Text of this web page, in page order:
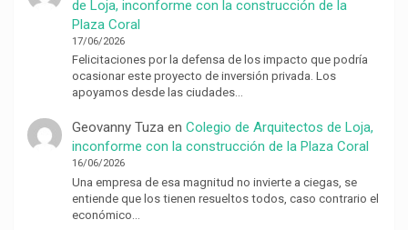
de Loja, inconforme con la construcción de la
Plaza Coral
17/06/2026
Felicitaciones por la defensa de los impacto que podría
ocasionar este proyecto de inversión privada. Los
apoyamos desde las ciudades…
Geovanny Tuzaen Colegio de Arquitectos de Loja,
inconforme con la construcción de la Plaza Coral
16/06/2026
Una empresa de esa magnitud no invierte a ciegas, se
entiende que los tienen resueltos todos, caso contrario el
económico…